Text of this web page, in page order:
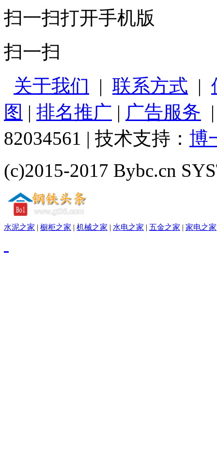
扫一扫打开手机版
扫一扫
关于我们 | 联系方式 |
图 | 排名推广 | 广告服务
82034561 | 技术支持： 博
(c)2015-2017 Bybc.cn
水泥之家 | 橱柜之家 | 机械之家 | 水电之家 | 五金之家 | 家电之家